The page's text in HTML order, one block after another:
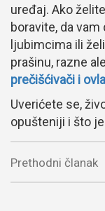
uređaj. Ako
boravite, da
ljubimcima ili
prašinu, razne
prečišćivači i
Uverićete se,
opušteniji i što
Prethodni članak